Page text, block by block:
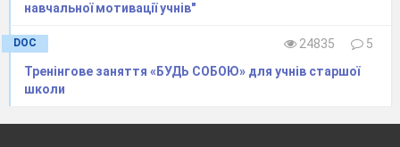
навчальної мотивації учнів"
DOC 24835
5
Тренінгове заняття «БУДЬ СОБОЮ» для учнів старшої
школи